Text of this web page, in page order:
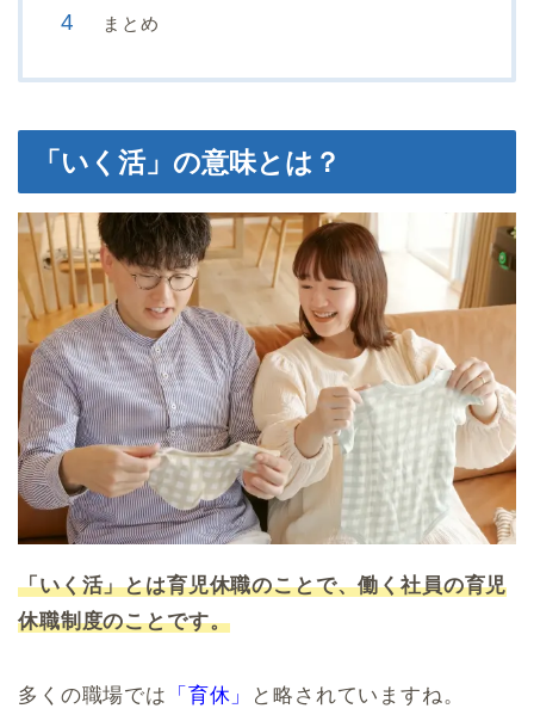
まとめ
「いく活」の意味とは？
「いく活」とは育児休職のことで、働く社員の育児
休職制度のことです。
多くの職場では 「育休」 と略されていますね。